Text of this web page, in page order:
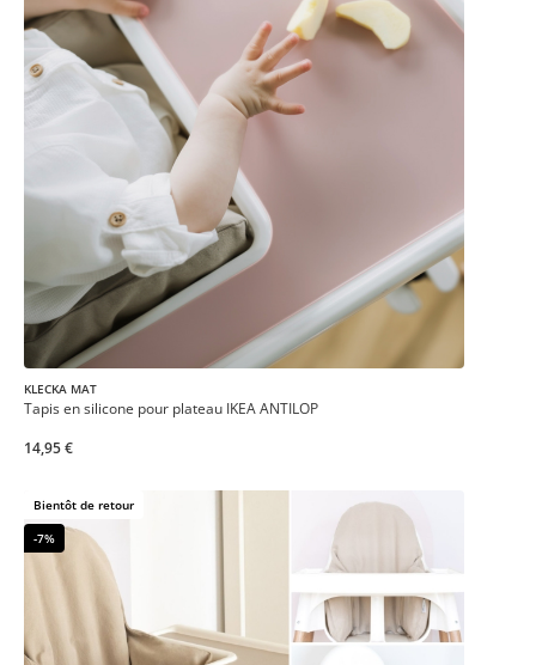
KLECKA MAT
Tapis en silicone pour plateau IKEA ANTILOP
14,95 €
Bientôt de retour
-7%